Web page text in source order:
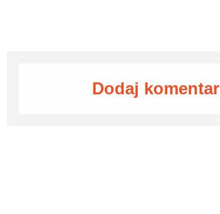
Dodaj komentar